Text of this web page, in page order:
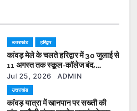
उत्तराखंड हरिद्वार
कांवड़ मेले के चलते हरिद्वार में 30 जुलाई से
11 अगस्त तक स्कूल-कॉलेज बंद,
ऑनलाइन होगी पढ़ाई
Jul 25, 2026 ADMIN
उत्तराखंड
कांवड़ यात्रा में खानपान पर सख्ती की